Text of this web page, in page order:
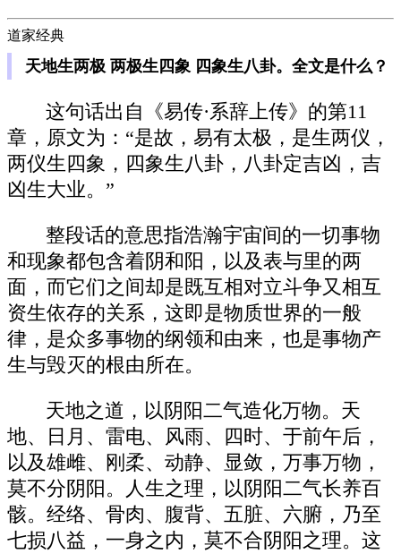
道家经典
天地生两极 两极生四象 四象生八卦。全文是什么？
这句话出自《易传·系辞上传》的第11
章，原文为：“是故，易有太极，是生两仪，
两仪生四象，四象生八卦，八卦定吉凶，吉
凶生大业。”
整段话的意思指浩瀚宇宙间的一切事物
和现象都包含着阴和阳，以及表与里的两
面，而它们之间却是既互相对立斗争又相互
资生依存的关系，这即是物质世界的一般
律，是众多事物的纲领和由来，也是事物产
生与毁灭的根由所在。
天地之道，以阴阳二气造化万物。天
地、日月、雷电、风雨、四时、于前午后，
以及雄雌、刚柔、动静、显敛，万事万物，
莫不分阴阳。人生之理，以阴阳二气长养百
骸。经络、骨肉、腹背、五脏、六腑，乃至
七损八益，一身之内，莫不合阴阳之理。这